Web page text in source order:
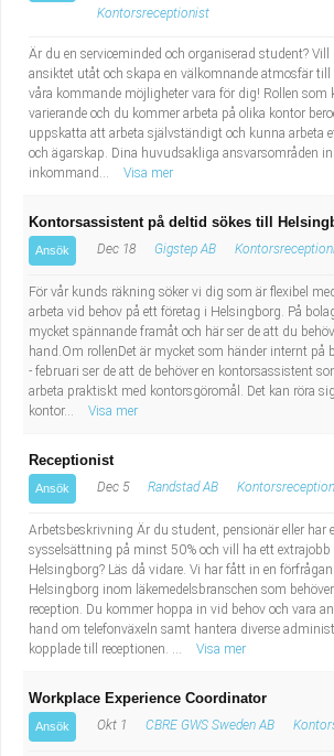
Kontorsreceptionist
Är du en serviceminded och organiserad student?
ansiktet utåt och skapa en välkomnande atmosfär till
våra kommande möjligheter vara för dig! Rollen som
varierande och du kommer arbeta på olika kontor
uppskatta att arbeta självständigt och kunna arbeta
och ägarskap. Dina huvudsakliga ansvarsområden
inkommand...
Visa mer
Kontorsassistent på deltid sökes till
Ansök Dec 18 Gigstep AB
För vår kunds räkning söker vi dig som är flexibel
arbeta vid behov på ett företag i Helsingborg. På
mycket spännande framåt och här ser de att du
hand.Om rollenDet är mycket som händer internt på
- februari ser de att de behöver en kontorsassistent
arbeta praktiskt med kontorsgöromål. Det kan röra
kontor...
Visa mer
Receptionist
Ansök Dec 5 Randstad AB
Arbetsbeskrivning Är du student, pensionär eller har
sysselsättning på minst 50% och vill ha ett extrajobb
Helsingborg? Läs då vidare. Vi har fått in en
Helsingborg inom läkemedelsbranschen som
reception. Du kommer hoppa in vid behov och vara
hand om telefonväxeln samt hantera diverse
kopplade till receptionen. ...
Visa mer
Workplace Experience Coordinator
Ansök Okt 1 CBRE GWS Sweden AB